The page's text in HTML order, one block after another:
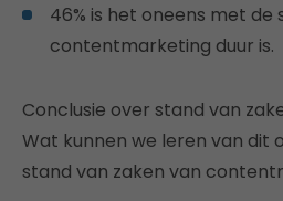
46% is het oneens met de
contentmarketing duur is.
Conclusie over stand van
Wat kunnen we leren van dit
stand van zaken van